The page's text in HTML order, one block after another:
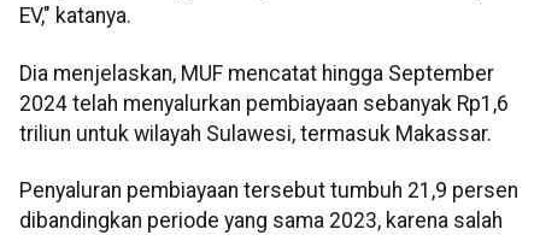
EV," katanya.
Dia menjelaskan, MUF mencatat hingga September
2024 telah menyalurkan pembiayaan sebanyak Rp1,6
triliun untuk wilayah Sulawesi, termasuk Makassar.
Penyaluran pembiayaan tersebut tumbuh 21,9 persen
dibandingkan periode yang sama 2023, karena salah